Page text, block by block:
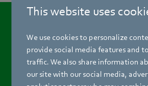
This website uses
We use cookies to personalize
provide social media features and
traffic. We also share information
our site with our social media,
Électronique